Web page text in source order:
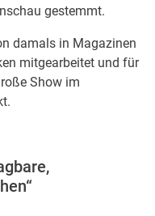
gestemmt.
damals in Magazinen
mitgearbeitet und für
Show im